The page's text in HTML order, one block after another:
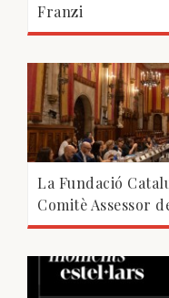
Franzi
La Fundació
Comitè Assessor